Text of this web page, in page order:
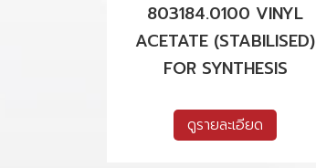
803184.0100 VINYL
ACETATE (STABILISED)
FOR SYNTHESIS
ดูรายละเอียด